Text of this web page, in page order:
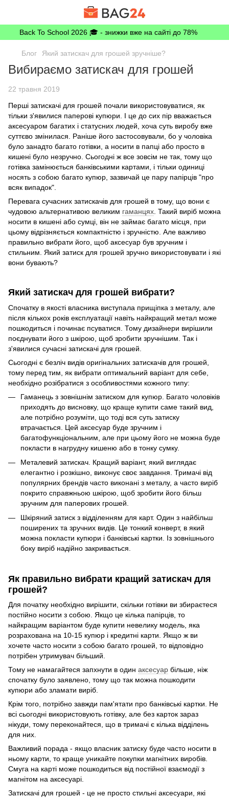
Back To School 2026 🎓 - знижки вже на сайті до 78%
Блог Який затискач для грошей зручніше?
Вибираємо затискач для грошей
22 травня 2019
Перші затискачі для грошей почали використовуватися, як
тільки з'явилися паперові купюри. І це до сих пір вважається
аксесуаром багатих і статусних людей, хоча суть виробу вже
суттєво змінилася. Раніше його застосовували, бо у чоловіка
було занадто багато готівки, а носити в папці або просто в
кишені було незручно. Сьогодні ж все зовсім не так, тому що
готівка замінюється банківськими картами, і тільки одиниці
носять з собою багато купюр, зазвичай це пару папірців "про
всяк випадок".
Перевага сучасних затискачів для грошей в тому, що вони є
чудовою альтернативою великим гаманцях . Такий виріб можна
носити в кишені або сумці, він не займає багато місця, при
цьому відрізняється компактністю і зручністю. Але важливо
правильно вибрати його, щоб аксесуар був зручним і
стильним. Який затиск для грошей зручно використовувати і які
вони бувають?
Який затискач для грошей вибрати?
Спочатку в якості власника виступала прищіпка з металу, але
після кількох років експлуатації навіть найкращий метал може
пошкодиться і починає псуватися. Тому дизайнери вирішили
поєднувати його з шкірою, щоб зробити зручнішим. Так і
з'явилися сучасні затискачі для грошей.
Сьогодні є безліч видів оригінальних затискачів для грошей,
тому перед тим, як вибрати оптимальний варіант для себе,
необхідно розібратися з особливостями кожного типу:
Гаманець з зовнішнім затиском для купюр. Багато чоловіків
приходять до висновку, що краще купити саме такий вид,
але потрібно розуміти, що тоді вся суть затиску
втрачається. Цей аксесуар буде зручним і
багатофункціональним, але при цьому його не можна буде
покласти в нагрудну кишеню або в тонку сумку.
Металевий затискач. Кращий варіант, який виглядає
елегантно і розкішно, виконує своє завдання. Тримачі від
популярних брендів часто виконані з металу, а часто виріб
покрито справжньою шкірою, щоб зробити його більш
зручним для паперових грошей.
Шкіряний затиск з відділенням для карт. Один з найбільш
поширених та зручних видів. Це тонкий конверт, в який
можна покласти купюри і банківські картки. Із зовнішнього
боку виріб надійно закривається.
Як правильно вибрати кращий затискач для
грошей?
Для початку необхідно вирішити, скільки готівки ви збираєтеся
постійно носити з собою. Якщо це кілька папірців, то
найкращим варіантом буде купити невелику модель, яка
розрахована на 10-15 купюр і кредитні карти. Якщо ж ви
хочете часто носити з собою багато грошей, то відповідно
потрібен утримувач більший.
Тому не намагайтеся запхнути в один аксесуар більше, ніж
спочатку було заявлено, тому що так можна пошкодити
купюри або зламати виріб.
Крім того, потрібно завжди пам'ятати про банківські картки. Не
всі сьогодні використовують готівку, але без карток зараз
нікуди, тому переконайтеся, що в тримачі є кілька відділень
для них.
Важливий порада - якщо власник затиску буде часто носити в
ньому карти, то краще уникайте покупки магнітних виробів.
Смуга на карті може пошкодиться від постійної взаємодії з
магнітом на аксесуарі.
Затискачі для грошей - це не просто стильні аксесуари, які